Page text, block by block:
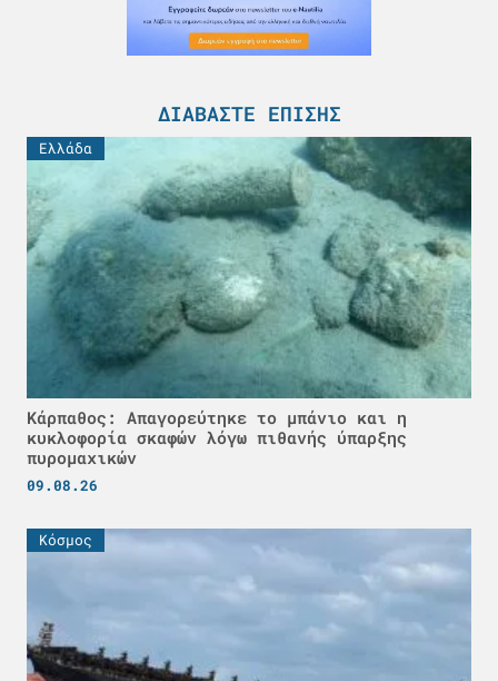
ΔΙΑΒΆΣΤΕ ΕΠΊΣΗΣ
Ελλάδα
Κάρπαθος: Απαγορεύτηκε το μπάνιο και η
κυκλοφορία σκαφών λόγω πιθανής ύπαρξης
πυρομαχικών
09.08.26
Κόσμος